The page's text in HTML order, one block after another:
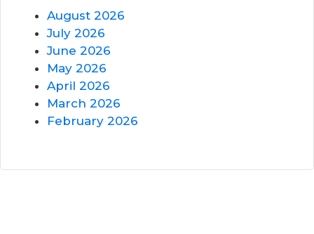
August 2026
July 2026
June 2026
May 2026
April 2026
March 2026
February 2026